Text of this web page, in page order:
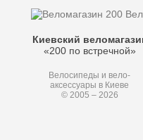
Киевский
«200 по встречной»
Велосипеды и вело-
аксессуары в Киеве
© 2005 – 2026